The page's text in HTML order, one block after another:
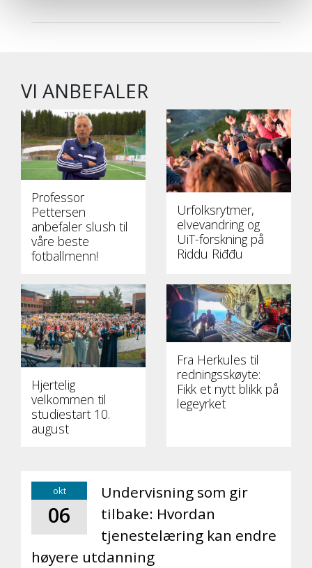
VI ANBEFALER
Professor
Pettersen
anbefaler slush til
våre beste
fotballmenn!
Urfolksrytmer,
elvevandring og
UiT-forskning på
Riddu Riđđu
Hjertelig
velkommen til
studiestart 10.
august
Fra Herkules til
redningsskøyte:
Fikk et nytt blikk på
legeyrket
okt
06
Undervisning som gir
tilbake: Hvordan
tjenestelæring kan endre
høyere utdanning